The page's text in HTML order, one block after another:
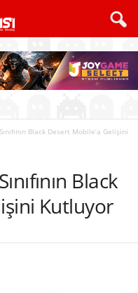
Black Desert Mobile’a Gelişini
Black
Kutluyor